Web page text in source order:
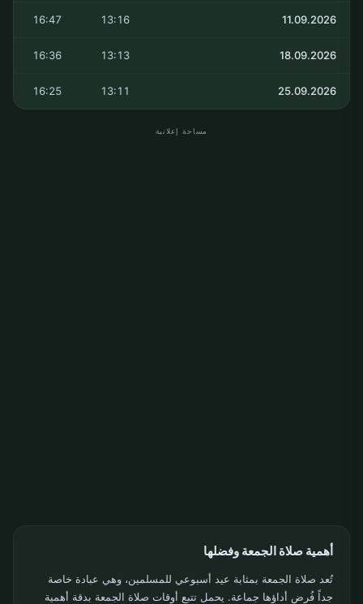
11.09.2026
13:16
16:47
18.09.2026
13:13
16:36
25.09.2026
13:11
16:25
مساحة إعلانية
أهمية صلاة الجمعة وفضلها
تُعد صلاة الجمعة بمثابة عيد أسبوعي للمسلمين، وهي عبادة خاصة
جداً فُرض أداؤها جماعة. يحمل تتبع أوقات صلاة الجمعة بدقة أهمية